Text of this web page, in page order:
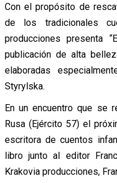
Con el propósito de
de los tradicionales
producciones presenta
publicación de alta
elaboradas
Styrylska.
En un encuentro que se
Rusa (Ejército 57) el
escritora de cuentos
libro junto al editor
Krakovia producciones,